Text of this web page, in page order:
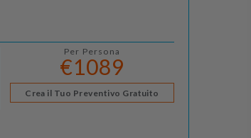
Per Persona
€1089
Crea il Tuo Preventivo Gratuito